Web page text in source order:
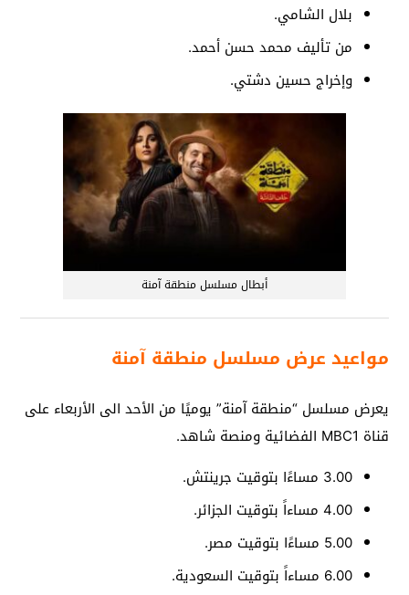
بلال الشامي.
من ﺗﺄﻟﻴﻒ محمد حسن أحمد.
وﺇﺧﺮاﺝ حسين دشتي.
أبطال مسلسل منطقة آمنة
مواعيد عرض مسلسل منطقة آمنة
يعرض مسلسل “منطقة آمنة” يوميًا من الأحد الى الأربعاء على
قناة MBC1 الفضائية ومنصة شاهد.
3.00 مساءًا بتوقيت جرينتش.
4.00 مساءاً بتوقيت الجزائر.
5.00 مساءًا بتوقيت مصر.
6.00 مساءاً بتوقيت السعودية.